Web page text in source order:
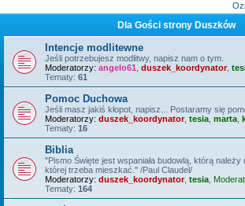
Dla Gości strony Duszków
Intencje modlitewne
Jeśli potrzebujesz modlitwy, napisz nam o tym.
Moderatorzy: angelo61 duszek_koordynator,
Tematy: 61
Pomoc Duchowa
Jeśli masz jakiś kłopot, napisz... Postaramy się
Moderatorzy: duszek_koordynator, tesia marta
Tematy: 16
Biblia
"Pismo Święte jest wspaniała budowlą, którą
której trzeba mieszkać." /Paul Claudel/
Moderatorzy: duszek_koordynator, tesia
Tematy: 164